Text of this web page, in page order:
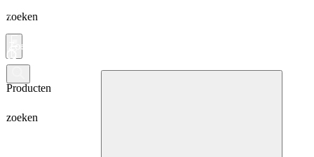
zoeken
Producten
zoeken